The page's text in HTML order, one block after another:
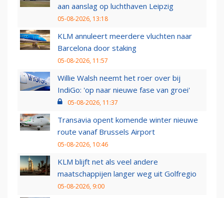
aan aanslag op luchthaven Leipzig
05-08-2026, 13:18
KLM annuleert meerdere vluchten naar
Barcelona door staking
05-08-2026, 11:57
Willie Walsh neemt het roer over bij
IndiGo: 'op naar nieuwe fase van groei'
05-08-2026, 11:37
Transavia opent komende winter nieuwe
route vanaf Brussels Airport
05-08-2026, 10:46
KLM blijft net als veel andere
maatschappijen langer weg uit Golfregio
05-08-2026, 9:00